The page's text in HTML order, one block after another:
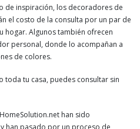
de inspiración, los decoradores de
el costo de la consulta por un par de
hogar. Algunos también ofrecen
personal, donde lo acompañan a
de colores.
toda tu casa, puedes consultar sin
han sido
han pasado por un proceso de